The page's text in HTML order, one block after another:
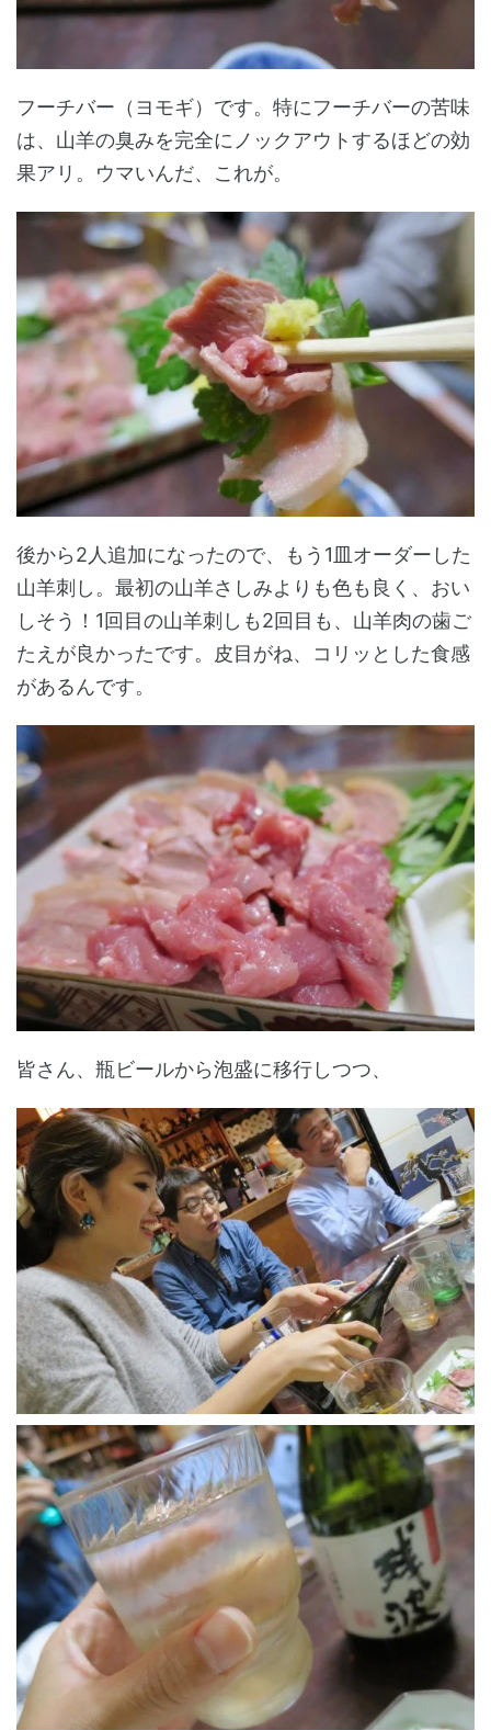
フーチバー（ヨモギ）です。特にフーチバーの苦味
は、山羊の臭みを完全にノックアウトするほどの効
果アリ。ウマいんだ、これが。
後から2人追加になったので、もう1皿オーダーした
山羊刺し。最初の山羊さしみよりも色も良く、おい
しそう！1回目の山羊刺しも2回目も、山羊肉の歯ご
たえが良かったです。皮目がね、コリッとした食感
があるんです。
皆さん、瓶ビールから泡盛に移行しつつ、